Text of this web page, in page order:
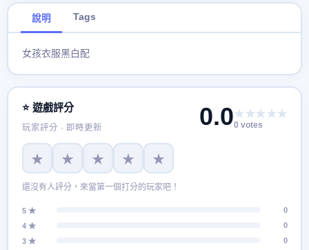
說明 Tags
女孩衣服黑白配
⭐ 遊戲評分
玩家評分 · 即時更新 0.0★★★★★
0 votes
★ ★ ★ ★ ★
還沒有人評分，來當第一個打分的玩家吧！
5 ★
0
4 ★
0
3 ★
0